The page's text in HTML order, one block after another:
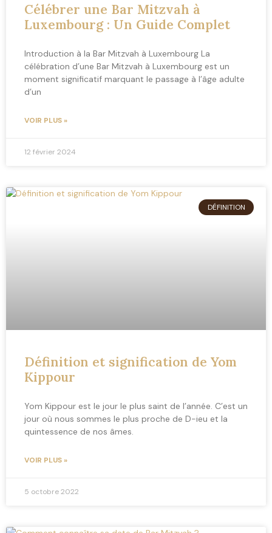
Célébrer une Bar Mitzvah à
Luxembourg : Un Guide Complet
Introduction à la Bar Mitzvah à Luxembourg La
célébration d’une Bar Mitzvah à Luxembourg est un
moment significatif marquant le passage à l’âge adulte
d’un
VOIR PLUS »
12 février 2024
DÉFINITION
Définition et signification de Yom
Kippour
Yom Kippour est le jour le plus saint de l’année. C’est un
jour où nous sommes le plus proche de D-ieu et la
quintessence de nos âmes.
VOIR PLUS »
5 octobre 2022